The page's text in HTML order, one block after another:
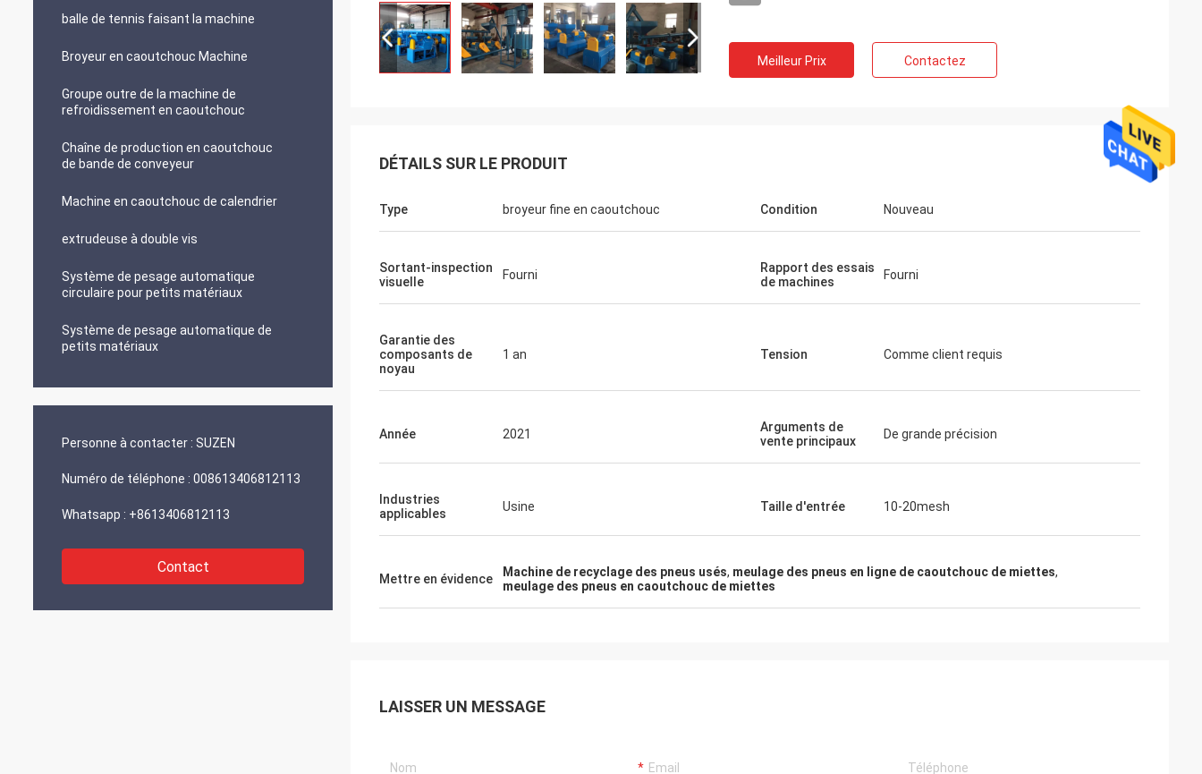
balle de tennis faisant la machine
Broyeur en caoutchouc Machine
Groupe outre de la machine de
refroidissement en caoutchouc
Chaîne de production en caoutchouc
de bande de conveyeur
Machine en caoutchouc de calendrier
extrudeuse à double vis
Système de pesage automatique
circulaire pour petits matériaux
Système de pesage automatique de
petits matériaux
Personne à contacter : SUZEN
Numéro de téléphone : 008613406812113
Whatsapp : +8613406812113
Contact
Meilleur Prix Contactez
DÉTAILS SUR LE PRODUIT
Type broyeur fine en caoutchouc Condition Nouveau
Sortant-inspection
visuelle
Fourni
Rapport des essais
de machines
Fourni
Garantie des
composants de
noyau
1 an Tension Comme client requis
Année 2021
Arguments de
vente principaux
De grande précision
Industries
applicables
Usine Taille d'entrée 10-20mesh
Mettre en évidence Machine de recyclage des pneus usés, meulage des pneus en ligne de caoutchouc de miettes,
meulage des pneus en caoutchouc de miettes
LAISSER UN MESSAGE